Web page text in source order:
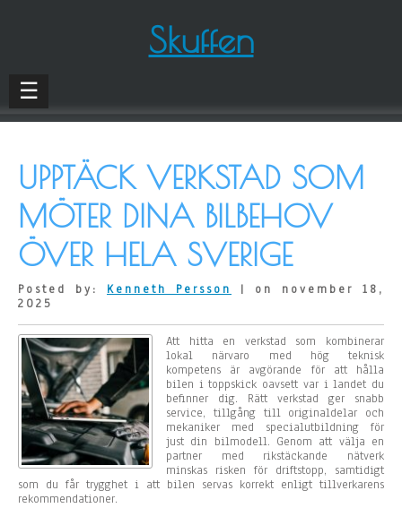
Skuffen
☰
UPPTÄCK VERKSTAD SOM
MÖTER DINA BILBEHOV
ÖVER HELA SVERIGE
Posted by: Kenneth Persson
| on november 18,
2025
Att hitta en verkstad som kombinerar
lokal närvaro med hög teknisk
kompetens är avgörande för att hålla
bilen i toppskick oavsett var i landet du
befinner dig. Rätt verkstad ger snabb
service, tillgång till originaldelar och
mekaniker med specialutbildning för
just din bilmodell. Genom att välja en
partner med rikstäckande nätverk
minskas risken för driftstopp, samtidigt
som du får trygghet i att bilen servas korrekt enligt tillverkarens
rekommendationer.